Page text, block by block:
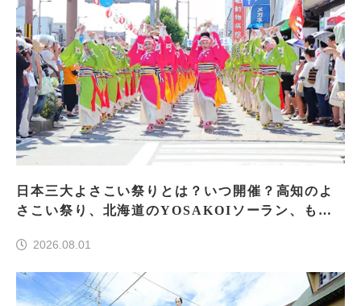
日本三大よさこい祭りとは？いつ開催？高知のよ
さこい祭り、北海道のYOSAKOIソーラン、もう
2026.08.01